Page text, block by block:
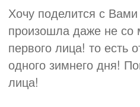
Хочу поделится с
произошла даже не со
первого лица! то есть
одного зимнего дня!
лица!